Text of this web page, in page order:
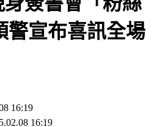
宣布喜訊全場
16:19
16:19